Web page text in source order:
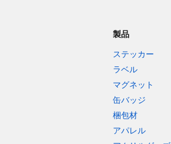
製品
ステッカー
ラベル
マグネット
缶バッジ
梱包材
アパレル